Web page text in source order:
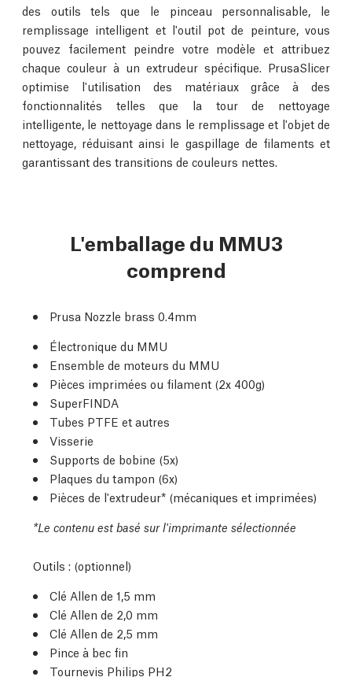
des outils tels que le pinceau personnalisable, le
remplissage intelligent et l'outil pot de peinture, vous
pouvez facilement peindre votre modèle et attribuez
chaque couleur à un extrudeur spécifique. PrusaSlicer
optimise l'utilisation des matériaux grâce à des
fonctionnalités telles que la tour de nettoyage
intelligente, le nettoyage dans le remplissage et l'objet de
nettoyage, réduisant ainsi le gaspillage de filaments et
garantissant des transitions de couleurs nettes.
L'emballage du MMU3
comprend
Prusa Nozzle brass 0.4mm
Électronique du MMU
Ensemble de moteurs du MMU
Pièces imprimées ou filament (2x 400g)
SuperFINDA
Tubes PTFE et autres
Visserie
Supports de bobine (5x)
Plaques du tampon (6x)
Pièces de l'extrudeur* (mécaniques et imprimées)
*Le contenu est basé sur l'imprimante sélectionnée
Outils : (optionnel)
Clé Allen de 1,5 mm
Clé Allen de 2,0 mm
Clé Allen de 2,5 mm
Pince à bec fin
Tournevis Philips PH2